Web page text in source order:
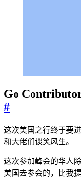
Go
#
这次美国之行终于要
和大佬们谈笑风生。
这次参加峰会的华人
美国去参会的，比我